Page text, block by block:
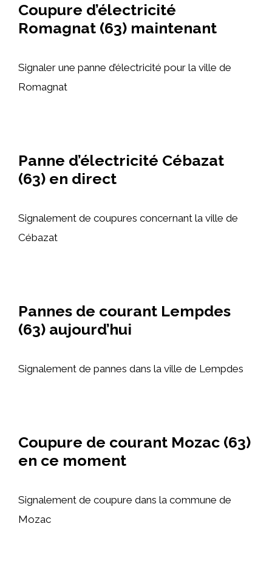
Coupure d’électricité
Romagnat (63) maintenant
Signaler une panne d’électricité pour la ville de
Romagnat
Panne d’électricité Cébazat
(63) en direct
Signalement de coupures concernant la ville de
Cébazat
Pannes de courant Lempdes
(63) aujourd’hui
Signalement de pannes dans la ville de Lempdes
Coupure de courant Mozac (63)
en ce moment
Signalement de coupure dans la commune de
Mozac